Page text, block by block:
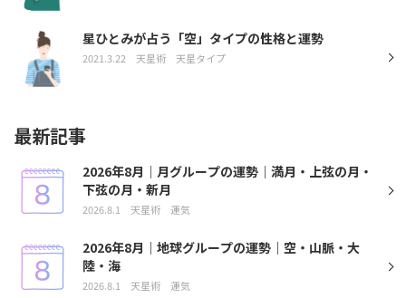
星ひとみが占う「空」タイプの性格と運勢
2021.3.22 天星術 天星タイプ
最新記事
2026年8月｜月グループの運勢｜満月・上弦の月・
下弦の月・新月
2026.8.1 天星術 運気
2026年8月｜地球グループの運勢｜空・山脈・大
陸・海
2026.8.1 天星術 運気